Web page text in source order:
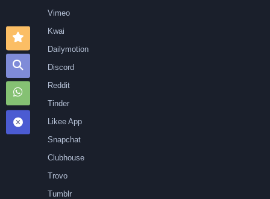
Vimeo
Kwai
Dailymotion
Discord
Reddit
Tinder
Likee App
Snapchat
Clubhouse
Trovo
Tumblr